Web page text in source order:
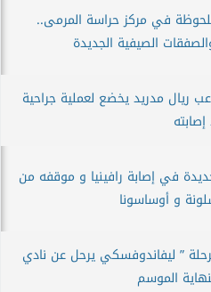
في مركز حراسة المرمى..
الصيفية الجديدة
ريال مدريد يخضع لعملية جراحية
في إصابة رافينيا و موقفه من
و أوساسونا
” ليفاندوفسكي يرحل عن نادي
الموسم